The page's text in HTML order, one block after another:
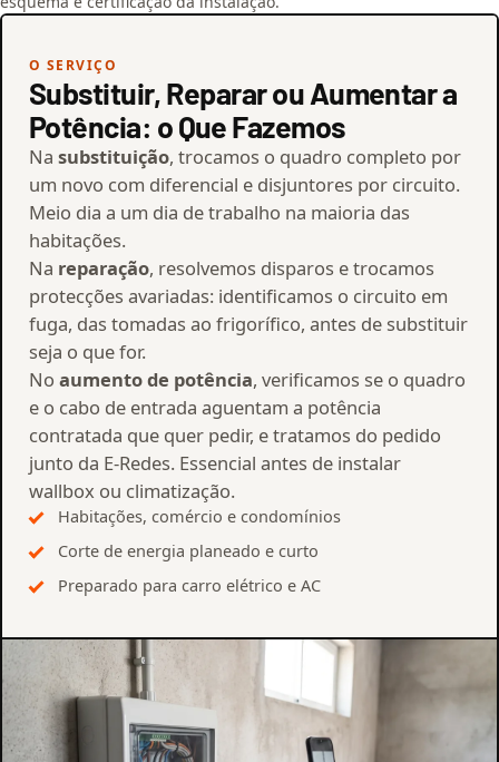
O SERVIÇO
Substituir, Reparar ou Aumentar a
Potência: o Que Fazemos
Na substituição, trocamos o quadro completo por
um novo com diferencial e disjuntores por circuito.
Meio dia a um dia de trabalho na maioria das
habitações.
Na reparação, resolvemos disparos e trocamos
protecções avariadas: identificamos o circuito em
fuga, das tomadas ao frigorífico, antes de substituir
seja o que for.
No aumento de potência, verificamos se o quadro
e o cabo de entrada aguentam a potência
contratada que quer pedir, e tratamos do pedido
junto da E-Redes. Essencial antes de instalar
wallbox ou climatização.
Habitações, comércio e condomínios
Corte de energia planeado e curto
Preparado para carro elétrico e AC